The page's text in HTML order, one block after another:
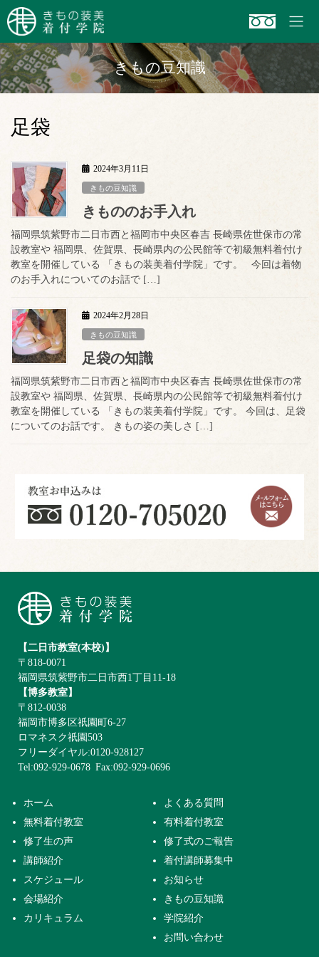
ン
ン
ツ
へ
ス
ビ
ー
シ
ョ
ン
きもの豆知識
足袋
2024年3月11日
きもの豆知識
きもののお手入れ
福岡県筑紫野市二日市西と福岡市中央区春吉 長崎県佐世保市の常
設教室や 福岡県、佐賀県、長崎県内の公民館等で初級無料着付け
教室を開催している 「きもの装美着付学院」です。 今回は着物
のお手入れについてのお話で […]
2024年2月28日
きもの豆知識
足袋の知識
福岡県筑紫野市二日市西と福岡市中央区春吉 長崎県佐世保市の常
設教室や 福岡県、佐賀県、長崎県内の公民館等で初級無料着付け
教室を開催している 「きもの装美着付学院」です。 今回は、足袋
についてのお話です。 きもの姿の美しさ […]
【二日市教室(本校)】
〒818-0071
福岡県筑紫野市二日市西1丁目11-18
【博多教室】
〒812-0038
福岡市博多区祇園町6-27
ロマネスク祇園503
フリーダイヤル:0120-928127
Tel:092-929-0678 Fax:092-929-0696
ホーム
無料着付教室
修了生の声
講師紹介
スケジュール
会場紹介
カリキュラム
よくある質問
有料着付教室
修了式のご報告
着付講師募集中
お知らせ
きもの豆知識
学院紹介
お問い合わせ